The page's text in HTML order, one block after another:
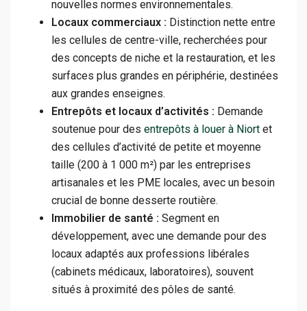
nouvelles normes environnementales.
Locaux commerciaux : Distinction nette entre
les cellules de centre-ville, recherchées pour
des concepts de niche et la restauration, et les
surfaces plus grandes en périphérie, destinées
aux grandes enseignes.
Entrepôts et locaux d’activités : Demande
soutenue pour des entrepôts à louer à Niort et
des cellules d’activité de petite et moyenne
taille (200 à 1 000 m²) par les entreprises
artisanales et les PME locales, avec un besoin
crucial de bonne desserte routière.
Immobilier de santé : Segment en
développement, avec une demande pour des
locaux adaptés aux professions libérales
(cabinets médicaux, laboratoires), souvent
situés à proximité des pôles de santé.